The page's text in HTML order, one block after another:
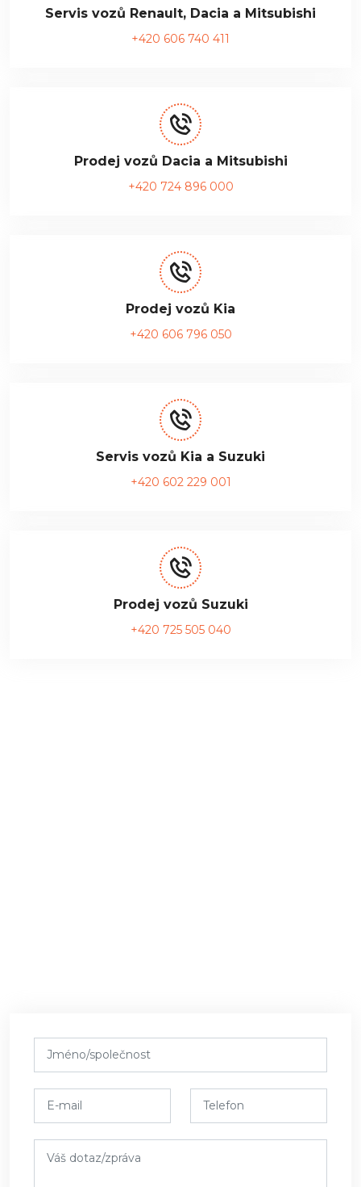
Servis vozů Renault, Dacia a Mitsubishi
+420 606 740 411
Prodej vozů Dacia a Mitsubishi
+420 724 896 000
Prodej vozů Kia
+420 606 796 050
Servis vozů Kia a Suzuki
+420 602 229 001
Prodej vozů Suzuki
+420 725 505 040